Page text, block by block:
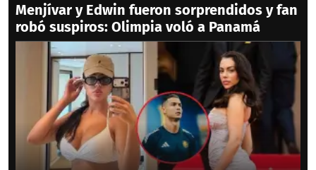
Menjívar y Edwin fueron sorprendidos y fan
robó suspiros: Olimpia voló a Panamá